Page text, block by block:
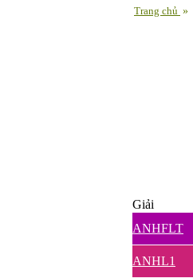
Trang chủ »
Giải
ANHFLT
ANHL1